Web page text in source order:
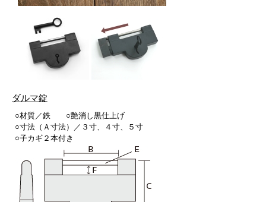
ダルマ錠
○材質／鉄 ○艶消し黒仕上げ
○寸法（Ａ寸法）／３寸、４寸、５寸
○子カギ２本付き